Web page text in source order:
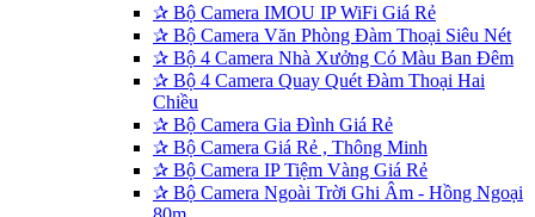
✰ Bộ Camera IMOU IP WiFi Giá Rẻ
✰ Bộ Camera Văn Phòng Đàm Thoại Siêu Nét
✰ Bộ 4 Camera Nhà Xưởng Có Màu Ban Đêm
✰ Bộ 4 Camera Quay Quét Đàm Thoại Hai
Chiều
✰ Bộ Camera Gia Đình Giá Rẻ
✰ Bộ Camera Giá Rẻ , Thông Minh
✰ Bộ Camera IP Tiệm Vàng Giá Rẻ
✰ Bộ Camera Ngoài Trời Ghi Âm - Hồng Ngoại